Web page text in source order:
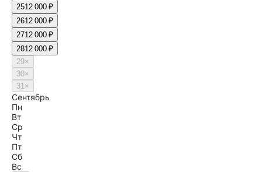
2512 000 ₽
2612 000 ₽
2712 000 ₽
2812 000 ₽
29×
30×
31×
Сентябрь
Пн
Вт
Ср
Чт
Пт
Сб
Вс